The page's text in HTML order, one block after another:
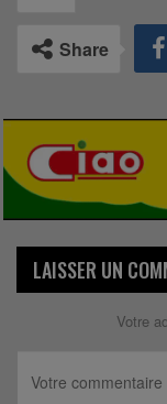
Share
LAISSER UN
Votre